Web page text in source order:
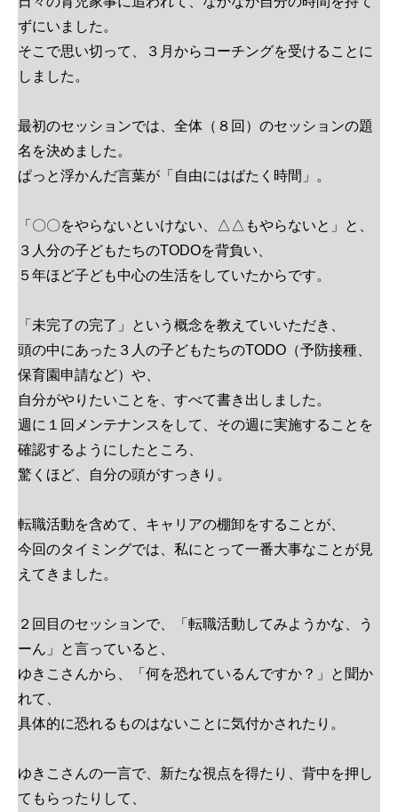
ずにいました。
そこで思い切って、３月からコーチングを受けることに
しました。
最初のセッションでは、全体（８回）のセッションの題
名を決めました。
ぱっと浮かんだ言葉が「自由にはばたく時間」。
「〇〇をやらないといけない、△△もやらないと」と、
３人分の子どもたちのTODOを背負い、
５年ほど子ども中心の生活をしていたからです。
「未完了の完了」という概念を教えていいただき、
頭の中にあった３人の子どもたちのTODO（予防接種、
保育園申請など）や、
自分がやりたいことを、すべて書き出しました。
週に１回メンテナンスをして、その週に実施することを
確認するようにしたところ、
驚くほど、自分の頭がすっきり。
転職活動を含めて、キャリアの棚卸をすることが、
今回のタイミングでは、私にとって一番大事なことが見
えてきました。
２回目のセッションで、「転職活動してみようかな、う
ーん」と言っていると、
ゆきこさんから、「何を恐れているんですか？」と聞か
れて、
具体的に恐れるものはないことに気付かされたり。
ゆきこさんの一言で、新たな視点を得たり、背中を押し
てもらったりして、